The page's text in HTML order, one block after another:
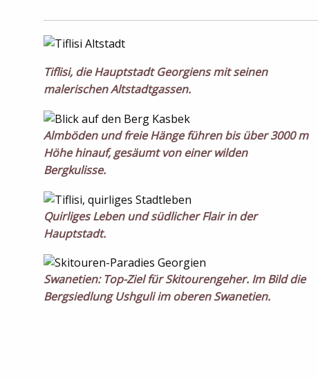
Tiflisi, die Hauptstadt Georgiens mit seinen
malerischen Altstadtgassen.
Almböden und freie Hänge führen bis über 3000 m
Höhe hinauf, gesäumt von einer wilden
Bergkulisse.
Quirliges Leben und südlicher Flair in der
Hauptstadt.
Swanetien: Top-Ziel für Skitourengeher. Im Bild die
Bergsiedlung Ushguli im oberen Swanetien.